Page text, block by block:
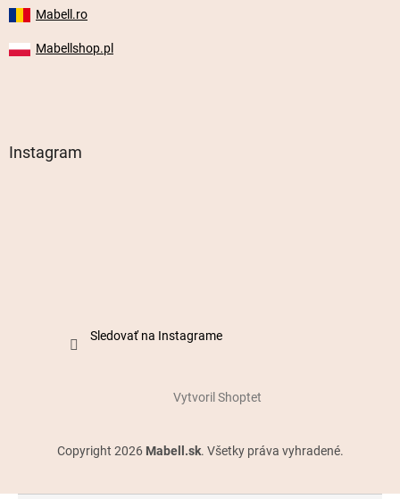
Mabell.ro
Mabellshop.pl
Instagram
Sledovať na Instagrame
Vytvoril Shoptet
Copyright 2026 Mabell.sk. Všetky práva vyhradené.